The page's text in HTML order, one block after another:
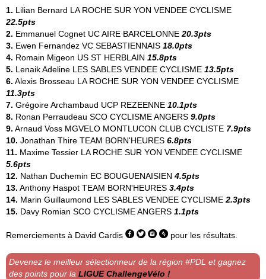
1. Lilian Bernard LA ROCHE SUR YON VENDEE CYCLISME
22.5pts
2. Emmanuel Cognet UC AIRE BARCELONNE 20.3pts
3. Ewen Fernandez VC SEBASTIENNAIS 18.0pts
4. Romain Migeon US ST HERBLAIN 15.8pts
5. Lenaik Adeline LES SABLES VENDEE CYCLISME 13.5pts
6. Alexis Brosseau LA ROCHE SUR YON VENDEE CYCLISME
11.3pts
7. Grégoire Archambaud UCP REZEENNE 10.1pts
8. Ronan Perraudeau SCO CYCLISME ANGERS 9.0pts
9. Arnaud Voss MGVELO MONTLUCON CLUB CYCLISTE 7.9pts
10. Jonathan Thire TEAM BORN'HEURES 6.8pts
11. Maxime Tessier LA ROCHE SUR YON VENDEE CYCLISME
5.6pts
12. Nathan Duchemin EC BOUGUENAISIEN 4.5pts
13. Anthony Haspot TEAM BORN'HEURES 3.4pts
14. Marin Guillaumond LES SABLES VENDEE CYCLISME 2.3pts
15. Davy Romian SCO CYCLISME ANGERS 1.1pts
Remerciements à David Cardis pour les résultats.
Devenez le meilleur sélectionneur de la région #PDL et gagnez
des points pour la LIGUE ChallengeVélo !